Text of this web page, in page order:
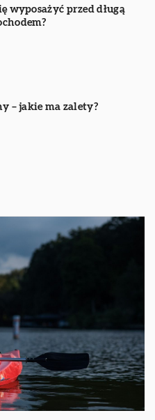
wyposażyć przed długą
– jakie ma zalety?